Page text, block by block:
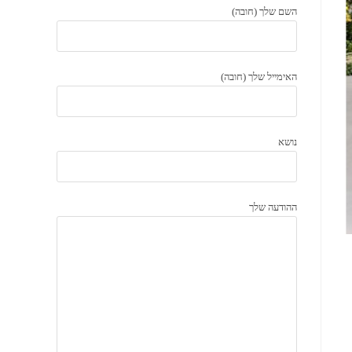
השם שלך (חובה)
האימייל שלך (חובה)
נושא
ההודעה שלך